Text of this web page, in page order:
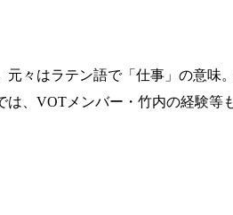
々はラテン語で「仕事」の意味
、VOTメンバー・竹内の経験